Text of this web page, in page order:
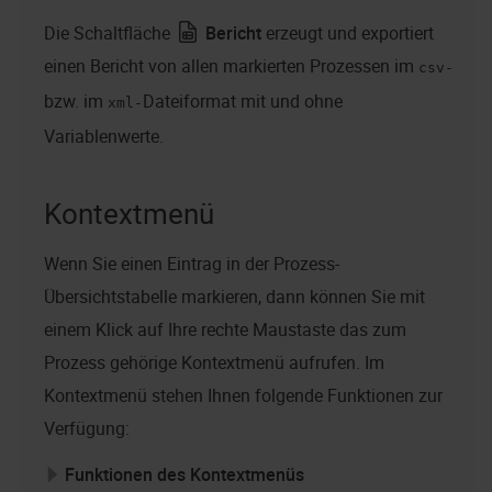
Die Schaltfläche
Bericht erzeugt und exportiert
einen Bericht von allen markierten Prozessen im csv-
bzw. im xml- Dateiformat mit und ohne
Variablenwerte.
Kontextmenü
Wenn Sie einen Eintrag in der Prozess-
Übersichtstabelle markieren, dann können Sie mit
einem Klick auf Ihre rechte Maustaste das zum
Prozess gehörige Kontextmenü aufrufen. Im
Kontextmenü stehen Ihnen folgende Funktionen zur
Verfügung:
Funktionen des Kontextmenüs